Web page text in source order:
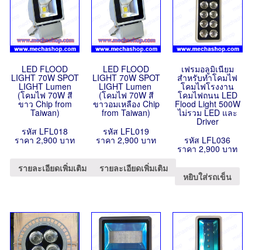
LED FLOOD
LIGHT 70W SPOT
LIGHT Lumen
(โคมไฟ 70W สี
ขาว Chip from
Taiwan)
รหัส LFL018
ราคา 2,900 บาท
รายละเอียดเพิ่มเติม
LED FLOOD
LIGHT 70W SPOT
LIGHT Lumen
(โคมไฟ 70W สี
ขาวอมเหลือง Chip
from Taiwan)
รหัส LFL019
ราคา 2,900 บาท
รายละเอียดเพิ่มเติม
เฟรมอลูมิเนียม
สำหรับทำโคมไฟ
โคมไฟโรงงาน
โคมไฟถนน LED
Flood Light 500W
ไม่รวม LED และ
Driver
รหัส LFL036
ราคา 2,900 บาท
หยิบใส่รถเข็น